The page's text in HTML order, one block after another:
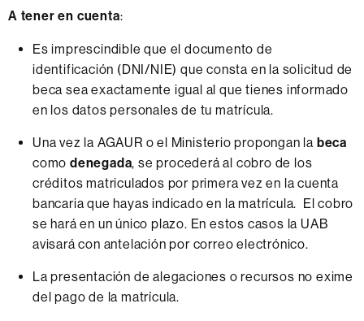
A tener en cuenta:
Es imprescindible que el documento de
identificación (DNI/NIE) que consta en la solicitud de
beca sea exactamente igual al que tienes informado
en los datos personales de tu matrícula.
Una vez la AGAUR o el Ministerio propongan la beca
como denegada, se procederá al cobro de los
créditos matriculados por primera vez en la cuenta
bancaria que hayas indicado en la matrícula. El cobro
se hará en un único plazo. En estos casos la UAB
avisará con antelación por correo electrónico.
La presentación de alegaciones o recursos no exime
del pago de la matrícula.